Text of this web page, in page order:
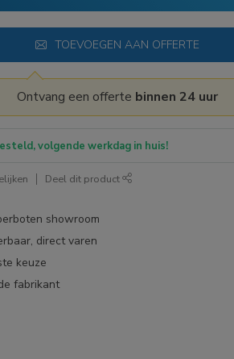
TOEVOEGEN AAN OFFERTE
Ontvang een offerte binnen 24 uur
volgende werkdag in huis!
Deel dit product
showroom
direct varen
keuze
fabrikant